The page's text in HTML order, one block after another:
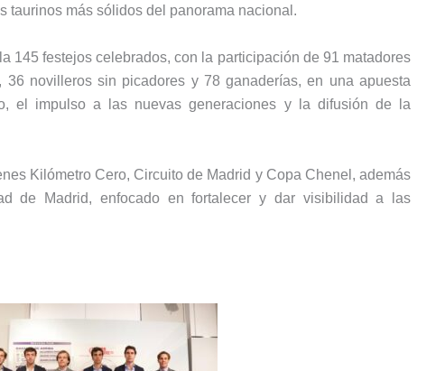
taurinos más sólidos del panorama nacional.
145 festejos celebrados, con la participación de 91 matadores
novilleros sin picadores y 78 ganaderías, en una apuesta
el impulso a las nuevas generaciones y la difusión de la
Kilómetro Cero, Circuito de Madrid y Copa Chenel, además
de Madrid, enfocado en fortalecer y dar visibilidad a las